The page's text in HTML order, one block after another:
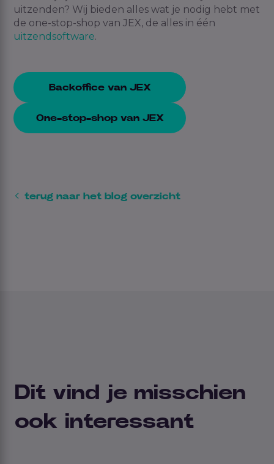
uitzenden? Wij bieden alles wat je nodig hebt met
de one-stop-shop van JEX, de alles in één
uitzendsoftware.
Backoffice van JEX
One-stop-shop van JEX
terug naar het blog overzicht
Dit vind je misschien
ook interessant